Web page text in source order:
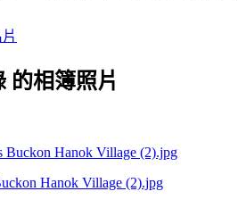
的相簿照片
Hanok Village (2).jpg